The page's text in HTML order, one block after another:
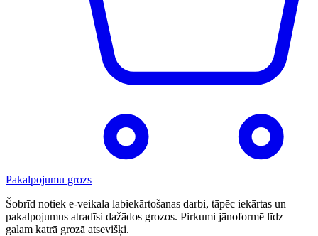
Pakalpojumu grozs
Šobrīd notiek e-veikala labiekārtošanas darbi, tāpēc iekārtas un
pakalpojumus atradīsi dažādos grozos. Pirkumi jānoformē līdz
galam katrā grozā atsevišķi.